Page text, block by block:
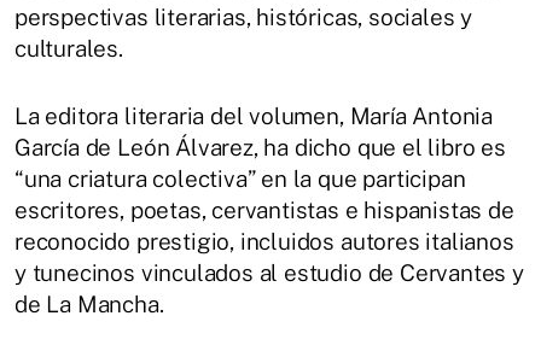
perspectivas literarias, históricas, sociales y
culturales.
La editora literaria del volumen, María Antonia
García de León Álvarez, ha dicho que el libro es
“una criatura colectiva” en la que participan
escritores, poetas, cervantistas e hispanistas de
reconocido prestigio, incluidos autores italianos
y tunecinos vinculados al estudio de Cervantes y
de La Mancha.